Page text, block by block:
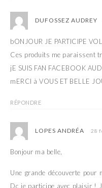
DUFOSSEZ AUDREY
bONJOUR JE PARTICIPE
Ces produits me paraissent
jE SUIS FAN FACEBOOK
mERCI à VOUS ET BELLE
RÉPONDRE
LOPES ANDRÉA 28
Bonjour ma belle,
Une grande découverte pour
Dc je participe avec plaisir !